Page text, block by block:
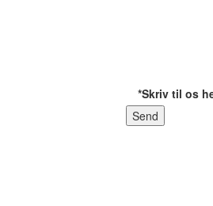
*Skriv til os
Send